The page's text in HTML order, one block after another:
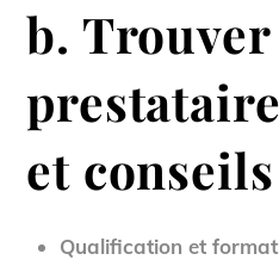
b.
et conseils
Qualification et